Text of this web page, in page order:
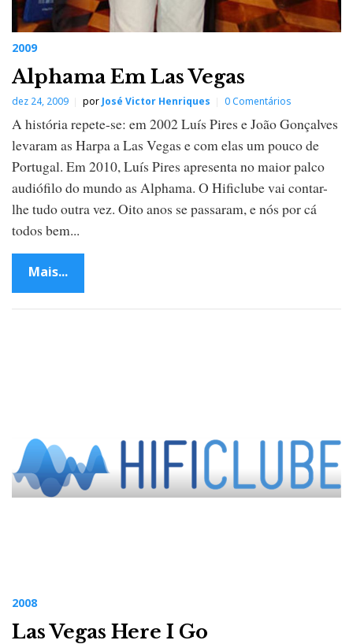
2009
Alphama Em Las Vegas
dez 24, 2009 por José Victor Henriques 0 Comentários
A história repete-se: em 2002 Luís Pires e João Gonçalves
levaram as Harpa a Las Vegas e com elas um pouco de
Portugal. Em 2010, Luís Pires apresenta no maior palco
audiófilo do mundo as Alphama. O Hificlube vai contar-
lhe tudo outra vez. Oito anos se passaram, e nós por cá
todos bem...
Mais...
2008
Las Vegas Here I Go